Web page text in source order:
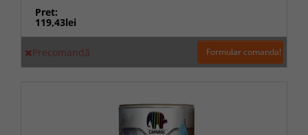
Pret:
119,43lei
Precomandă Formular comanda!